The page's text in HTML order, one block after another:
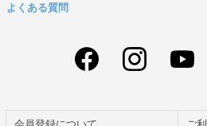
よくある質問